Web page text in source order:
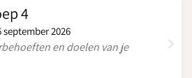
4
september 2026
en doelen van je